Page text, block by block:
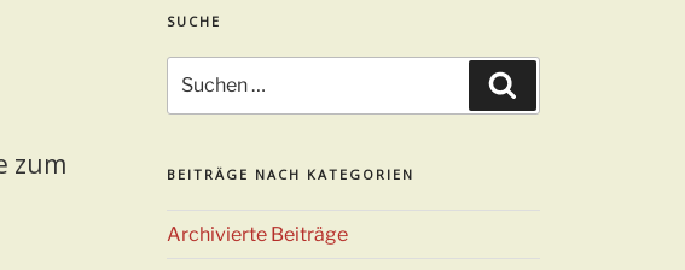
zum
SUCHE
nach:
BEITRÄGE NACH KATEGORIEN
Archivierte Beiträge